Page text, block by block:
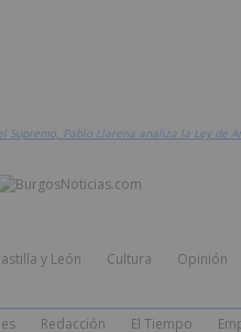
Supremo, Pablo Llarena analiza la Ley de
y León Cultura Opinión
Redacción El Tiempo